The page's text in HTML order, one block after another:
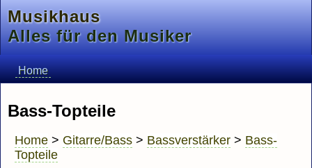
Musikhaus
Alles für den Musiker
Home
Bass-Topteile
Home > Gitarre/Bass > Bassverstärker > Bass-
Topteile